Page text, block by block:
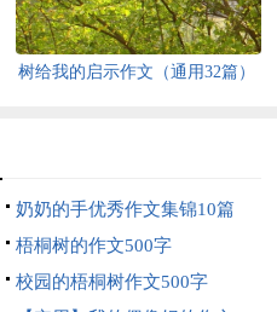
树给我的启示作文（通用32篇）
奶奶的手优秀作文集锦10篇
梧桐树的作文500字
校园的梧桐树作文500字